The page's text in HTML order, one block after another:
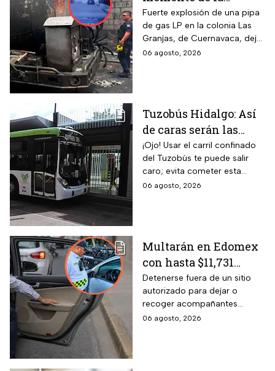
explosión de pipa de
gas en Cuernavaca:
¡Imágenes sensibles!
Fuerte explosión de una pipa
de gas LP en la colonia Las
Granjas, de Cuernavaca, dejó
21 heridos y causó pánico
06 agosto, 2026
Tuzobús Hidalgo: Así
de caras serán las
MULTAS por invadir
el carril confinado a
partir de esta fecha
¡Ojo! Usar el carril confinado
del Tuzobús te puede salir
caro; evita cometer esta
infracción a partir de agosto.
06 agosto, 2026
Multarán en Edomex
con hasta $11,731
pesos a todos los
conductores que
realicen esta práctica
tan común para subir
Detenerse fuera de un sitio
autorizado para dejar o
recoger acompañantes
puede salir carísimo en
06 agosto, 2026